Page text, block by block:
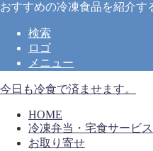
おすすめの冷凍食品を紹介す
検索
ロゴ
メニュー
今日も冷食で済ませます。
HOME
冷凍弁当・宅食サービス
お取り寄せ